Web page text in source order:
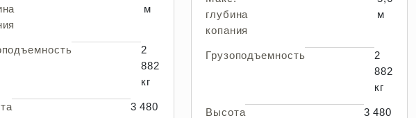
м
2
882
кг
3 480
глубина
копания
м
Грузоподъемность
2
882
кг
Высота
3 480